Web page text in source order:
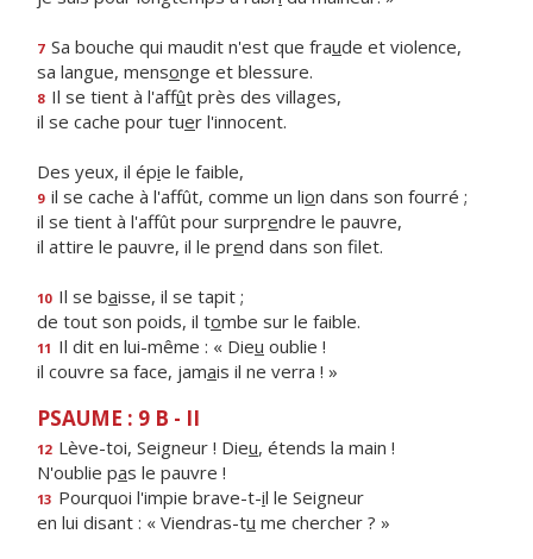
7 Sa bouche qui maudit n'est que fraude et violence,
sa langue, mensonge et blessure.
8 Il se tient à l'affût près des villages,
il se cache pour tuer l'innocent.
Des yeux, il épie le faible,
9 il se cache à l'affût, comme un lion dans son fourré ;
il se tient à l'affût pour surprendre le pauvre,
il attire le pauvre, il le prend dans son filet.
10 Il se baisse, il se tapit ;
de tout son poids, il tombe sur le faible.
11 Il dit en lui-même : « Dieu oublie !
il couvre sa face, jamais il ne verra ! »
PSAUME : 9 B - II
12 Lève-toi, Seigneur ! Dieu, étends la main !
N'oublie pas le pauvre !
13 Pourquoi l'impie brave-t-il le Seigneur
en lui disant : « Viendras-tu me chercher ? »